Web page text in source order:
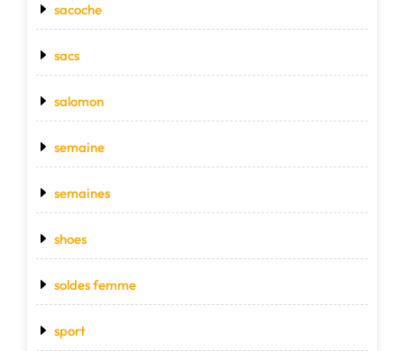
sacoche
sacs
salomon
semaine
semaines
shoes
soldes femme
sport